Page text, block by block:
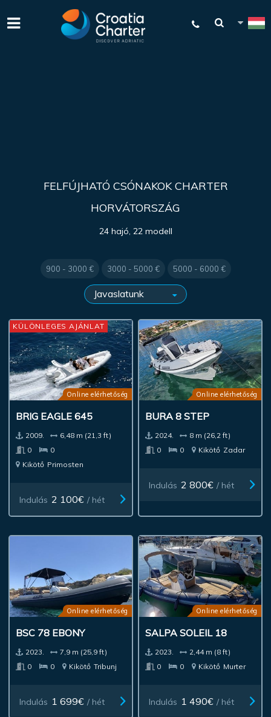
FELFÚJHATÓ CSÓNAKOK CHARTER
HORVÁTORSZÁG
24 hajó, 22 modell
900 - 3000 € 3000 - 5000 € 5000 - 6000 €
Online elérhetőség
BRIG EAGLE 645
2009.
6,48 m (21,3 ft)
0
0
Kikötő Primosten
Indulás 2 100€ / hét
KÜLÖNLEGES AJÁNLAT
Online elérhetőség
BURA 8 STEP
2024.
8 m (26,2 ft)
0
0 Kikötő Zadar
Indulás 2 800€ / hét
Online elérhetőség
BSC 78 EBONY
2023.
7,9 m (25,9 ft)
0
0 Kikötő Tribunj
Indulás 1 699€ / hét
Online elérhetőség
SALPA SOLEIL 18
2023.
2,44 m (8 ft)
0
0 Kikötő Murter
Indulás 1 490€ / hét